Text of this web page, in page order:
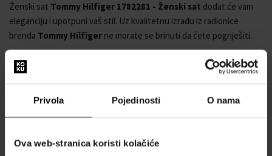
Privola Pojedinosti O nama
Ova web-stranica koristi kolačiće
Ženski sat Tommy Hilfiger 1782281 - Ženski sat dodat će vam
eleganciju i upotpuni vaš stil. Uz kvalitetnu izradu iz radionice
brenda Tommy Hilfiger ne morate se brinuti da ćete pogriješiti.
Jamčimo 100% originalnost robe i besplatnu zamjenu baterije u
Stoga ne oklijevajte i usavršite svoj stil ručnim satom
Opis: